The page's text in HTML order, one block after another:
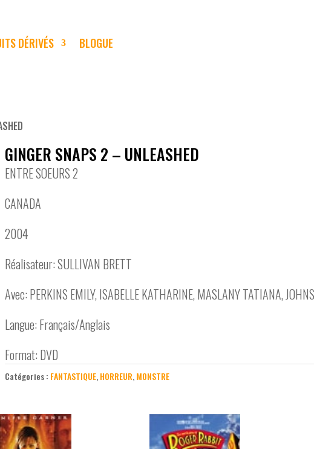
DÉRIVÉS BLOGUE
GINGER SNAPS 2 – UNLEASHED
ENTRE SOEURS 2
CANADA
2004
Réalisateur: SULLIVAN BRETT
Avec: PERKINS EMILY, ISABELLE KATHARINE, MASLANY TATIANA,
Langue: Français/Anglais
Format: DVD
Catégories : FANTASTIQUE,HORREUR,MONSTRE